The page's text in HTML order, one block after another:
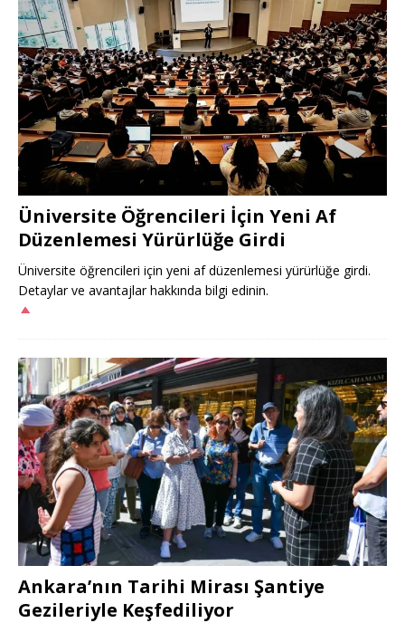
Üniversite Öğrencileri İçin Yeni Af
Düzenlemesi Yürürlüğe Girdi
Üniversite öğrencileri için yeni af düzenlemesi yürürlüğe girdi.
Detaylar ve avantajlar hakkında bilgi edinin.
Ankara’nın Tarihi Mirası Şantiye
Gezileriyle Keşfediliyor